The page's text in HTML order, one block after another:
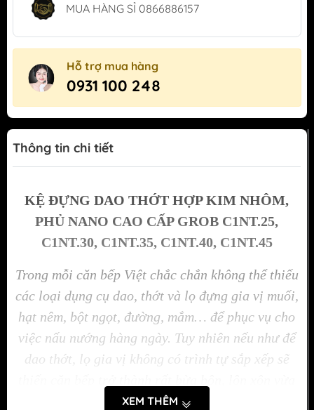
MUA HÀNG SỈ 0866886157
Hỗ trợ mua hàng
0931 100 248
Thông tin chi tiết
KỆ ĐỰNG DAO THỚT HỢP KIM NHÔM,
PHỦ NANO CAO CẤP GROB C1NT.25,
C1NT.30, C1NT.35, C1NT.40, C1NT.45
Trong mỗi căn bếp Việt chắc chắn không thể thiếu
các loại dụng cụ dao, thớt và lọ đựng gia vị muối,
hạt nêm, bột ngọt, đường, mắm… để phục vụ cho
việc nấu nướng hàng ngày. Tuy nhiên nếu như để
dao thớt, lọ gia vị không có trình tự sắp xếp sẽ
kém sang trọng vừa khiến các bà nội trợ mất thời
XEM THÊM